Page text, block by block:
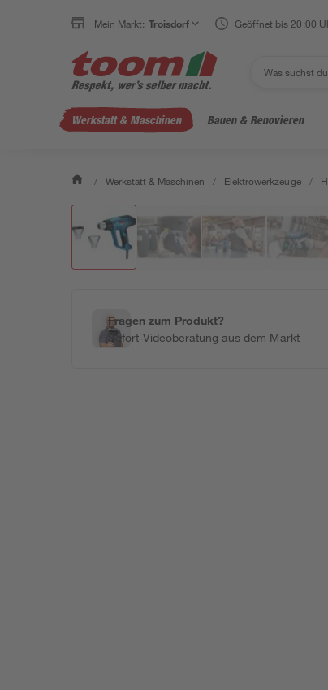
Mein Markt: Troisdorf Geöffnet bis 20:00
Werkstatt & Maschinen Bauen & Renovieren
/ Werkstatt & Maschinen / Elektrowerkzeuge /
Fragen zum Produkt?
Sofort-Videoberatung aus dem Markt